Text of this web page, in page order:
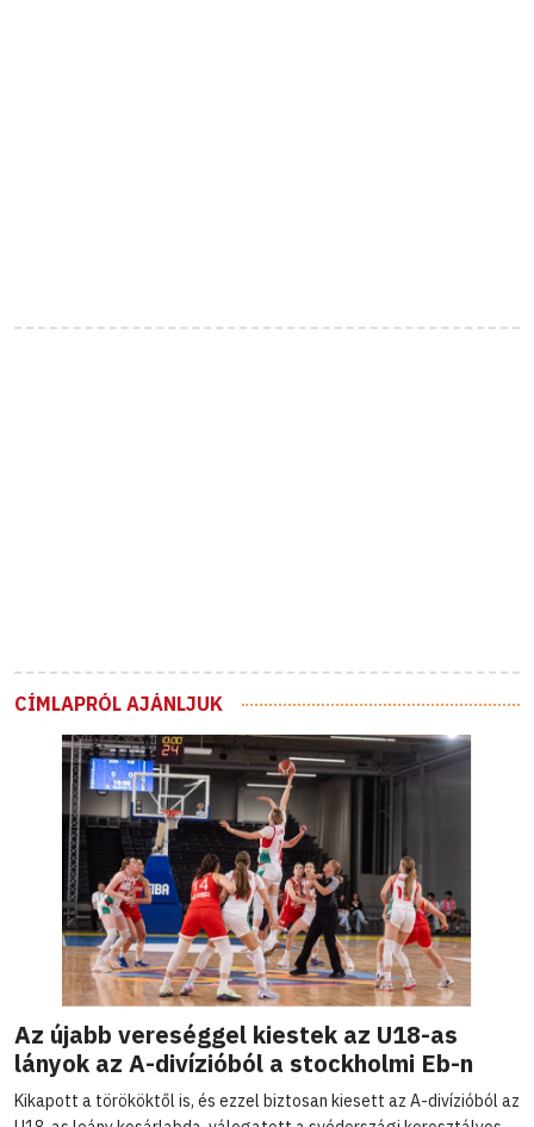
CÍMLAPRÓL AJÁNLJUK
Az újabb vereséggel kiestek az U18-as
lányok az A-divízióból a stockholmi Eb-n
Kikapott a törököktől is, és ezzel biztosan kiesett az A-divízióból az